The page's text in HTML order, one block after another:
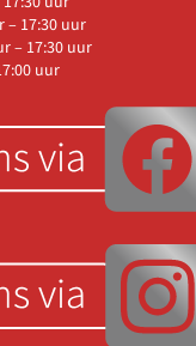
– 17:30 uur
– 17:30 uur
uur